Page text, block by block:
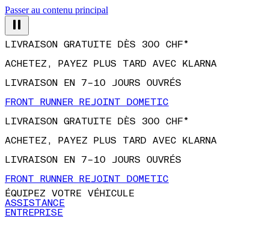
Passer au contenu principal
LIVRAISON GRATUITE DÈS 300 CHF*
ACHETEZ, PAYEZ PLUS TARD AVEC KLARNA
LIVRAISON EN 7–10 JOURS OUVRÉS
FRONT RUNNER REJOINT DOMETIC
LIVRAISON GRATUITE DÈS 300 CHF*
ACHETEZ, PAYEZ PLUS TARD AVEC KLARNA
LIVRAISON EN 7–10 JOURS OUVRÉS
FRONT RUNNER REJOINT DOMETIC
ÉQUIPEZ VOTRE VÉHICULE
ASSISTANCE
ENTREPRISE